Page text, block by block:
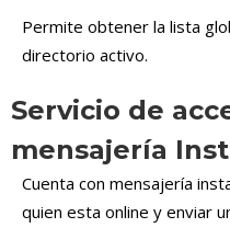
Permite obtener la lista
directorio activo.
Servicio de
mensajería
Cuenta con mensajería
quien esta online y enviar